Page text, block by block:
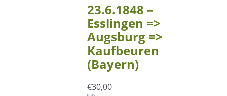
23.6.1848 –
Esslingen =>
Augsburg =>
Kaufbeuren
(Bayern)
€30,00